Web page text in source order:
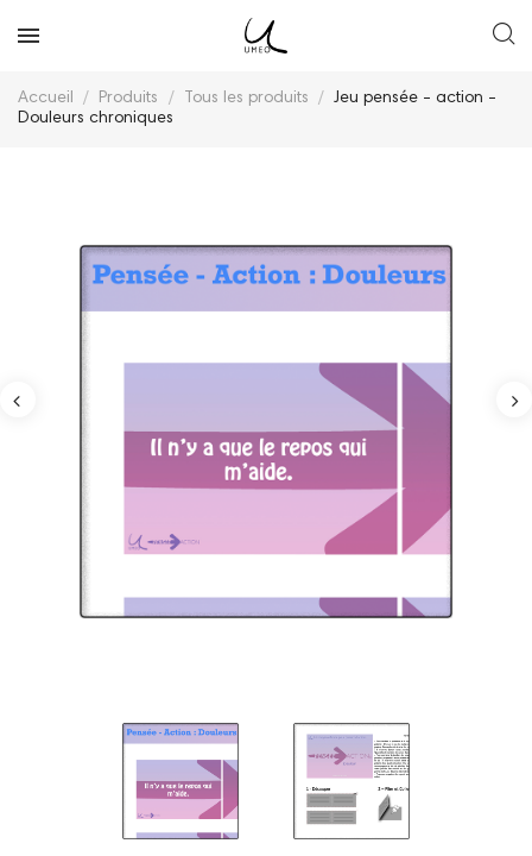
Accueil Produits Tous les produits
Jeu pensée - action -
Douleurs chroniques